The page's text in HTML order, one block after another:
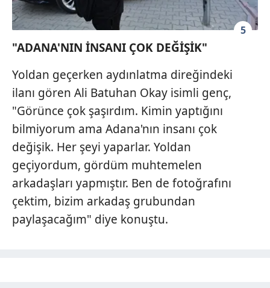
5
"ADANA'NIN İNSANI ÇOK DEĞİŞİK"
Yoldan geçerken aydınlatma direğindeki
ilanı gören Ali Batuhan Okay isimli genç,
"Görünce çok şaşırdım. Kimin yaptığını
bilmiyorum ama Adana'nın insanı çok
değişik. Her şeyi yaparlar. Yoldan
geçiyordum, gördüm muhtemelen
arkadaşları yapmıştır. Ben de fotoğrafını
çektim, bizim arkadaş grubundan
paylaşacağım" diye konuştu.